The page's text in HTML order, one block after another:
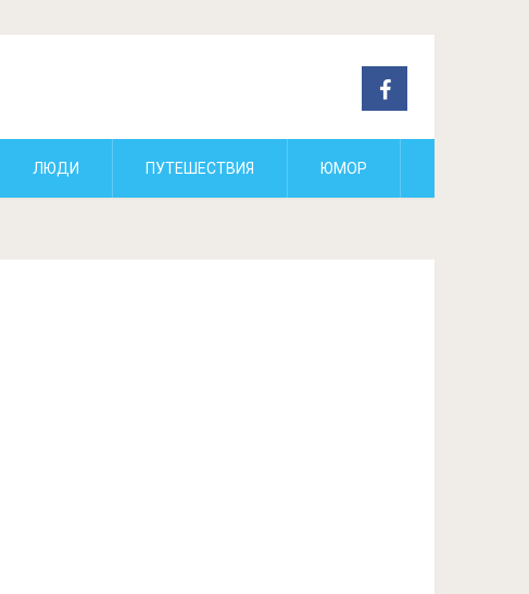
ЛЮДИ ПУТЕШЕСТВИЯ ЮМОР